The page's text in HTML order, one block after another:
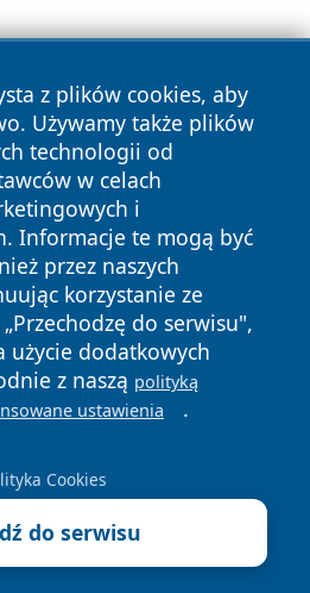
z plików cookies, aby
Używamy także plików
technologii od
w celach
i
Informacje te mogą być
przez naszych
korzystanie ze
do serwisu",
użycie dodatkowych
z naszą polityką
ustawienia .
Cookies
do serwisu
Wszystkie prawa
Polityka
Cookies